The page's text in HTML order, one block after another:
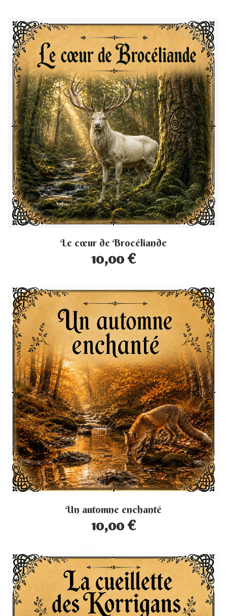
Le cœur de Brocéliande
10,00 €
Un automne enchanté
10,00 €